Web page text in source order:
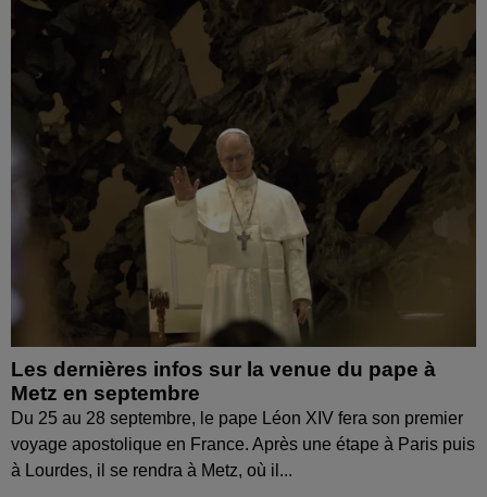
Les dernières infos sur la venue du pape à
Metz en septembre
Du 25 au 28 septembre, le pape Léon XIV fera son premier
voyage apostolique en France. Après une étape à Paris puis
à Lourdes, il se rendra à Metz, où il...